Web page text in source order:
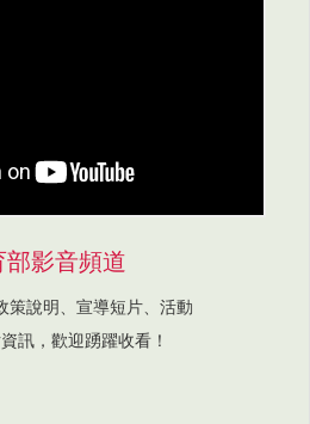
部影音頻道
策說明、宣導短片、活動
訊，歡迎踴躍收看！